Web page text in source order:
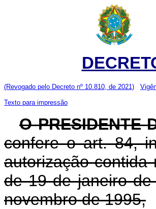
(Revogado pelo Decreto nº 10.810, de 2021)
Texto para impressão
O PRESIDENTE
confere o art. 84,
autorização
de 19 de janeiro
novembro de 1995,